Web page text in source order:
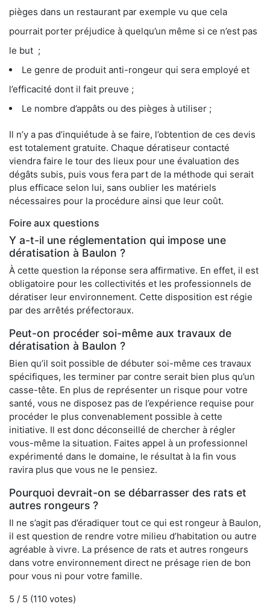
pièges dans un restaurant par exemple vu que cela
pourrait porter préjudice à quelqu’un même si ce n’est pas
le but ;
Le genre de produit anti-rongeur qui sera employé et
l’efficacité dont il fait preuve ;
Le nombre d’appâts ou des pièges à utiliser ;
Il n’y a pas d’inquiétude à se faire, l’obtention de ces devis
est totalement gratuite. Chaque dératiseur contacté
viendra faire le tour des lieux pour une évaluation des
dégâts subis, puis vous fera part de la méthode qui serait
plus efficace selon lui, sans oublier les matériels
nécessaires pour la procédure ainsi que leur coût.
Foire aux questions
Y a-t-il une réglementation qui impose une
dératisation à Baulon ?
À cette question la réponse sera affirmative. En effet, il est
obligatoire pour les collectivités et les professionnels de
dératiser leur environnement. Cette disposition est régie
par des arrêtés préfectoraux.
Peut-on procéder soi-même aux travaux de
dératisation à Baulon ?
Bien qu’il soit possible de débuter soi-même ces travaux
spécifiques, les terminer par contre serait bien plus qu’un
casse-tête. En plus de représenter un risque pour votre
santé, vous ne disposez pas de l’expérience requise pour
procéder le plus convenablement possible à cette
initiative. Il est donc déconseillé de chercher à régler
vous-même la situation. Faites appel à un professionnel
expérimenté dans le domaine, le résultat à la fin vous
ravira plus que vous ne le pensiez.
Pourquoi devrait-on se débarrasser des rats et
autres rongeurs ?
Il ne s’agit pas d’éradiquer tout ce qui est rongeur à Baulon,
il est question de rendre votre milieu d’habitation ou autre
agréable à vivre. La présence de rats et autres rongeurs
dans votre environnement direct ne présage rien de bon
pour vous ni pour votre famille.
5 / 5 (110 votes)